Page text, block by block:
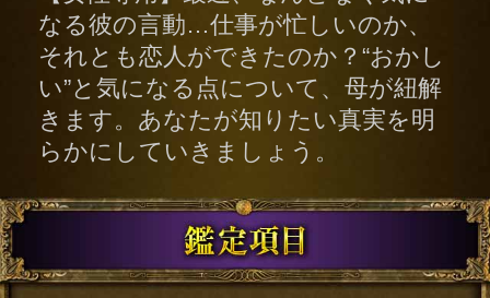
くれたからには、好きなあの人
の気持ちについてハッキリ断言
させてもらうよ
気になるだろうから教えるね。
彼が理想とする恋人との関係
と付き合える？ 2人の恋の将来